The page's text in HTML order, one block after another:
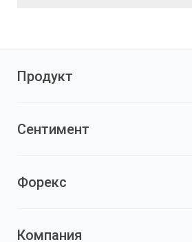
Продукт
Сентимент
Форекс
Компания